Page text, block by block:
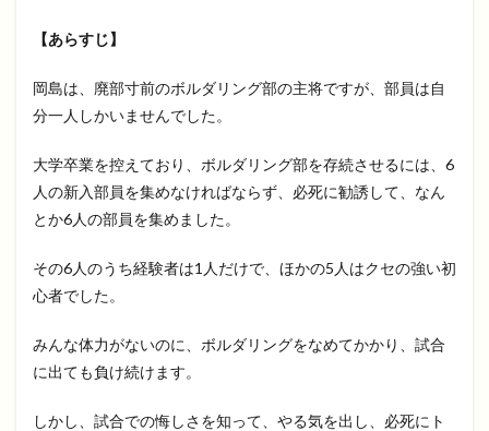
【あらすじ】
岡島は、廃部寸前のボルダリング部の主将ですが、部員は自
分一人しかいませんでした。
大学卒業を控えており、ボルダリング部を存続させるには、6
人の新入部員を集めなければならず、必死に勧誘して、なん
とか6人の部員を集めました。
その6人のうち経験者は1人だけで、ほかの5人はクセの強い初
心者でした。
みんな体力がないのに、ボルダリングをなめてかかり、試合
に出ても負け続けます。
しかし、試合での悔しさを知って、やる気を出し、必死にト